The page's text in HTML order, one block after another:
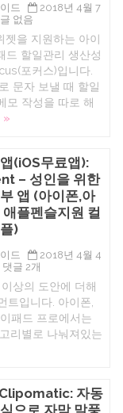
드
2018년 4월 7
없음
젯을 지원하는 아이
드 할일관리 생산성
포커스)입니다.
문자 보낼 때 할일
작성을 따로 해
»
(iOS무료앱):
– 성인을 위한
앱 (아이폰,아
플펜슬지원 컬
)
드
2018년 4월 4
댓글 2개
상의 도안에 더해
트입니다. 아이폰,
패드 프로에서는
리별로 나눠져있는
자동